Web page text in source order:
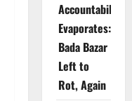
Accountability
Evaporates:
Bada Bazar
Left to
Rot, Again